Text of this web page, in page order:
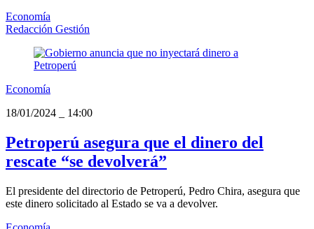
Economía
Redacción Gestión
Economía
18/01/2024
14:00
Petroperú asegura que el dinero del
rescate “se devolverá”
El presidente del directorio de Petroperú, Pedro Chira, asegura que
este dinero solicitado al Estado se va a devolver.